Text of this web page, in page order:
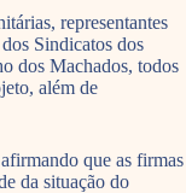
representantes
Sindicatos dos
dos Machados, todos
além de
que as firmas
da situação do